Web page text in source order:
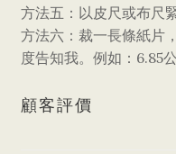
方法五：以皮尺或布尺
方法六：裁一長條紙片
度告知我。例如： 6.85
顧客評價